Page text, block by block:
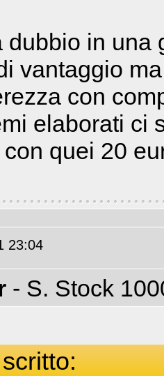
dubbio in una
vantaggio
con
elaborati ci
quei 20
23:04
- S. Stock